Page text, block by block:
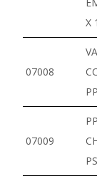
X 1
07008
07009
PS